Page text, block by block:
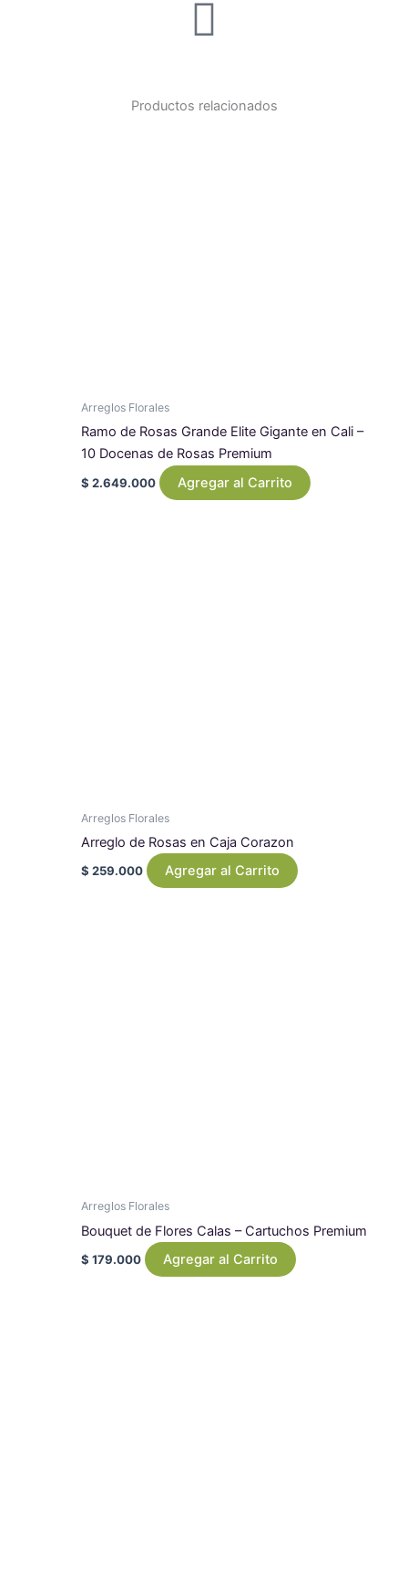
Productos relacionados
Arreglos Florales
Ramo de Rosas Grande Elite Gigante en Cali –
10 Docenas de Rosas Premium
$ 2.649.000 Agregar al Carrito
Arreglos Florales
Arreglo de Rosas en Caja Corazon
$ 259.000 Agregar al Carrito
Arreglos Florales
Bouquet de Flores Calas – Cartuchos Premium
$ 179.000 Agregar al Carrito